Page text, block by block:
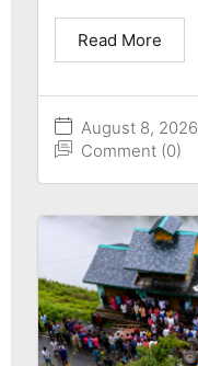
August 8, 2026
Comment (0)
Read More